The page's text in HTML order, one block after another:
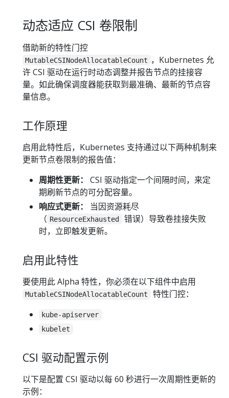
动态适应 CSI 卷限制
借助新的特性门控
MutableCSINodeAllocatableCount ，Kubernetes 允
许 CSI 驱动在运行时动态调整并报告节点的挂接容
量。如此确保调度器能获取到最准确、最新的节点容
量信息。
工作原理
启用此特性后，Kubernetes 支持通过以下两种机制来
更新节点卷限制的报告值：
周期性更新：
CSI 驱动指定一个间隔时间，来定
期刷新节点的可分配容量。
响应式更新：
当因资源耗尽
（ ResourceExhausted
错误）导致卷挂接失败
时，立即触发更新。
启用此特性
要使用此 Alpha 特性，你必须在以下组件中启用
MutableCSINodeAllocatableCount 特性门控：
kube-apiserver
kubelet
CSI 驱动配置示例
以下是配置 CSI 驱动以每 60 秒进行一次周期性更新的
示例：